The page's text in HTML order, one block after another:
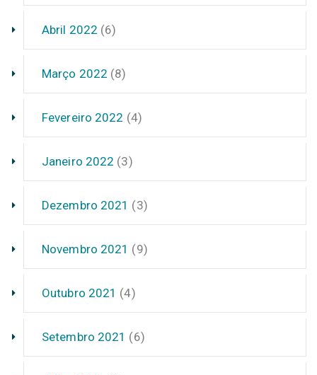
Abril 2022 (6)
Março 2022 (8)
Fevereiro 2022 (4)
Janeiro 2022 (3)
Dezembro 2021 (3)
Novembro 2021 (9)
Outubro 2021 (4)
Setembro 2021 (6)